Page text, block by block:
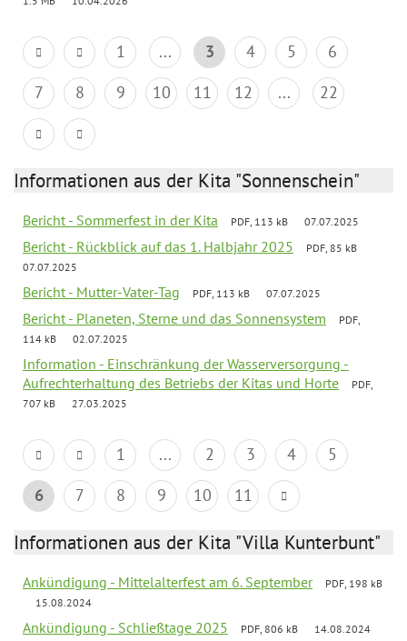
1 ... 3 4 5
6
7
8 9 10 11 12 ... 22
Informationen aus der Kita "Sonnenschein"
Bericht - Sommerfest in der Kita PDF, 113 kB 07.07.2025
Bericht - Rückblick auf das 1. Halbjahr 2025
PDF, 85 kB
07.07.2025
Bericht - Mutter-Vater-Tag PDF, 113 kB 07.07.2025
Bericht - Planeten, Sterne und das Sonnensystem
PDF,
114 kB
02.07.2025
Information - Einschränkung der Wasserversorgung -
Aufrechterhaltung des Betriebs der Kitas und Horte
PDF,
707 kB
27.03.2025
1 ... 2 3 4
5
6
7 8 9 10 11
Informationen aus der Kita "Villa Kunterbunt"
Ankündigung - Mittelalterfest am 6. September
PDF, 198 kB
15.08.2024
Ankündigung - Schließtage 2025 PDF, 806 kB 14.08.2024